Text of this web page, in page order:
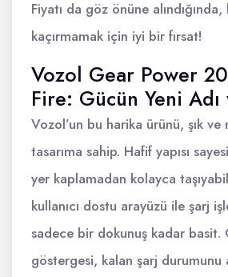
Fiyatı da göz önüne alındığında,
kaçırmamak için iyi bir fırsat!
Vozol Gear Power
Fire: Gücün Yeni Adı
Vozol’un bu harika ürünü, şık
tasarıma sahip. Hafif yapısı
yer kaplamadan kolayca
kullanıcı dostu arayüzü ile şarj
sadece bir dokunuş kadar basit.
göstergesi, kalan şarj durumunu